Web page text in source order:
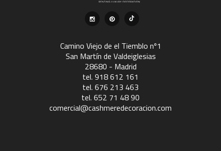
Camino Viejo de el Tiemblo nº1
San Martín de Valdeiglesias
28680 - Madrid
tel. 918 612 161
tel. 676 213 463
tel. 652 71 48 90
comercial@cashmeredecoracion.com